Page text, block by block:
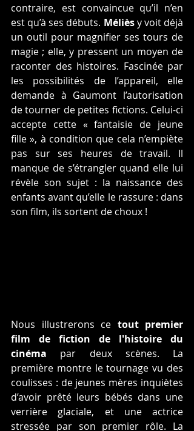
contraire, est convaincue qu’il n’en
est qu’à ses débuts. Méliès y voit déjà
un outil pour magnifier ses tours de
magie ; elle, y pressent un moyen de
raconter des histoires. Fascinée par
les possibilités de l’appareil, elle
demande à Gaumont l’autorisation
de tourner de petites fictions. Celui-ci
accepte cette « fantaisie de jeune
fille », à condition que cela n’empiète
pas sur ses heures de travail. Il
manque de s’étrangler quand elle lui
révèle son sujet : la naissance des
enfants avant qu’elle le rassure : dans
son film, ils sortent de choux !
Nous illustrerons ce tout premier
film de fiction de l'histoire du
cinéma par deux scènes. La
première montre le tournage vu des
coulisses : de jeunes mères inquiètes
d’avoir prêté leurs bébés dans une
verrière glaciale, et une actrice
stressée par son premier rôle. La